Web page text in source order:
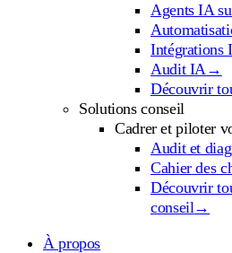
Agents IA
Audit IA→
Découvrir
Solutions conseil
Cadrer et piloter
Audit et
Cahier des
Découvrir
conseil→
À propos